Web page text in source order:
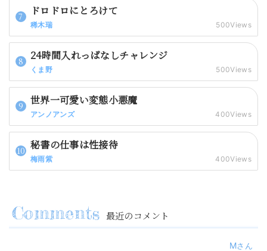
ドロドロにとろけて
稀木瑞 500Views
24時間入れっぱなしチャレンジ
くま野 500Views
世界一可愛い変態小悪魔
アンノアンズ 400Views
秘書の仕事は性接待
梅雨紫 400Views
最近のコメント
M